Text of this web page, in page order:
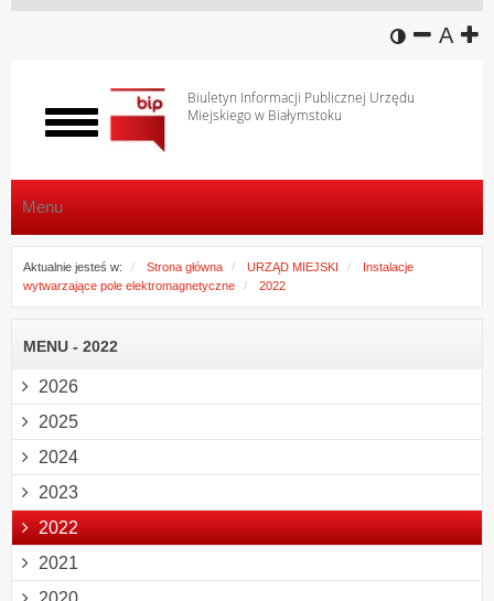
wersja
A
Biuletyn Informacji Publicznej Urzędu
Miejskiego w Białymstoku
Włącz
menu
Menu
Aktualnie jesteś w: Strona główna URZĄD MIEJSKI
Instalacje
wytwarzające pole elektromagnetyczne
2022
MENU - 2022
2026
2025
2024
2023
2022
2021